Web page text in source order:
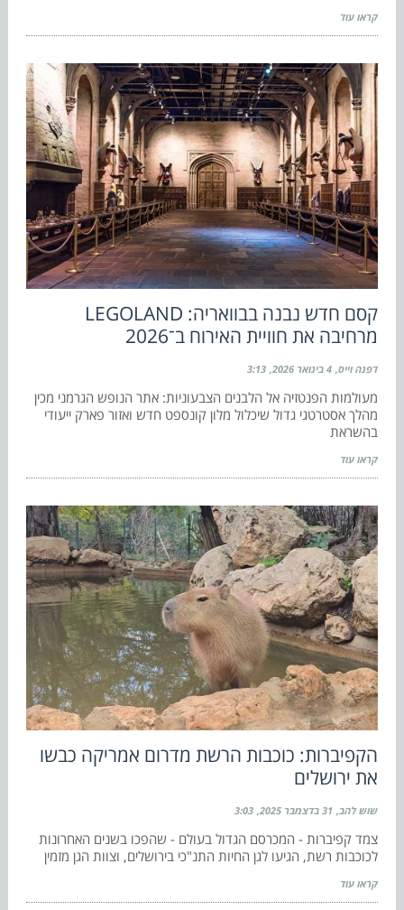
קראו עוד
קסם חדש נבנה בבוואריה: LEGOLAND
מרחיבה את חוויית האירוח ב־2026
דפנה וייס 4 בינואר 2026 3:13
מעולמות הפנטזיה אל הלבנים הצבעוניות: אתר הנופש הגרמני מכין
מהלך אסטרטגי גדול שיכלול מלון קונספט חדש ואזור פארק ייעודי
בהשראת
קראו עוד
הקפיברות: כוכבות הרשת מדרום אמריקה כבשו
את ירושלים
שוש להב 31 בדצמבר 2025 3:03
צמד קפיברות - המכרסם הגדול בעולם - שהפכו בשנים האחרונות
לכוכבות רשת, הגיעו לגן החיות התנ"כי בירושלים, וצוות הגן מזמין
קראו עוד